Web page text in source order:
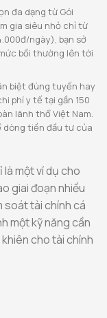
đa dạng từ Gói
gia siêu nhỏ chỉ từ
ngày), bạn sở
bồi thường lên tới
biệt đúng tuyến hay
phí y tế tại gần 150
lãnh thổ Việt Nam.
dòng tiền đầu tư của
một ví dụ cho
giai đoạn nhiều
soát tài chính cá
một kỹ năng cần
cho tài chính